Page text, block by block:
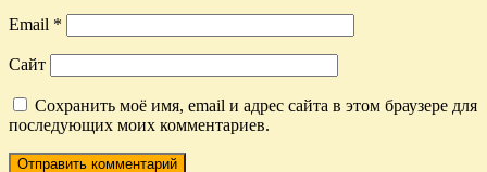
Email *
Сайт
Сохранить моё имя, email и адрес сайта в этом браузере для
последующих моих комментариев.